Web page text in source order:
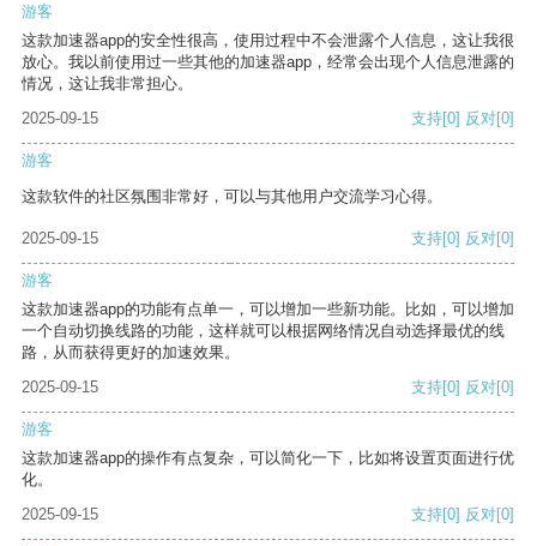
游客
这款加速器app的安全性很高，使用过程中不会泄露个人信息，这让我很
放心。我以前使用过一些其他的加速器app，经常会出现个人信息泄露的
情况，这让我非常担心。
2025-09-15
支持[0] 反对[0]
游客
这款软件的社区氛围非常好，可以与其他用户交流学习心得。
2025-09-15 支持[0] 反对[0]
游客
这款加速器app的功能有点单一，可以增加一些新功能。比如，可以增加
一个自动切换线路的功能，这样就可以根据网络情况自动选择最优的线
路，从而获得更好的加速效果。
2025-09-15
支持[0] 反对[0]
游客
这款加速器app的操作有点复杂，可以简化一下，比如将设置页面进行优
化。
2025-09-15
支持[0] 反对[0]